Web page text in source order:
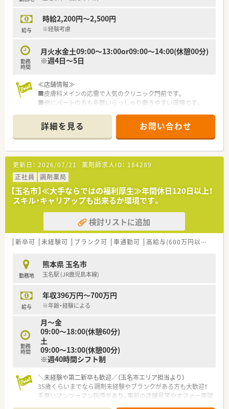
給与
時給2,200円～2,500円
※経験考慮
勤務
時間
月火水金土09:00～13:00or09:00～14:00(休憩00分)
※週4日～5日
≪店舗情報≫
■皮膚科メインの応需で人気のクリニック門前です。
■他にパートの方も多数いらっしゃり働きやすい環境です。
≪こんな会社です≫
■熊本市内を中心に、県内9店舗を展開する
■クリニック応需の店舗中心に出店されています。
■従業員のワークライフバランスを考えている会社です。
■eラーニングの導入など、社員教育にも積極的です。
詳細を見る お問い合わせ
更新日： 2026/07/21 薬剤師求人ID： 184289
正社員
調剤薬局
【玉名市】≪大手ならではの福利厚生≫年間休日120日以上！
スキル・キャリアップも出来るか環境です。
検討リストに追加
新卒可 未経験可 ブランク可 車通勤可 高給与(600万円以上)
勤務地
熊本県 玉名市
玉名駅 (JR鹿児島本線)
給与
年収396万円～700万円
※年齢・経験による
勤務
時間
月～金
09:00～18:00(休憩60分)
土
09:00～13:00(休憩00分)
※週40時間シフト制
＼未経験や第二新卒も歓迎／（玉名市エリア担当より）
35歳くらいまでなら調剤未経験やブランクがある方も大歓迎！
手厚いマンツーマン指導があり、事前の店舗見学やオファー面談